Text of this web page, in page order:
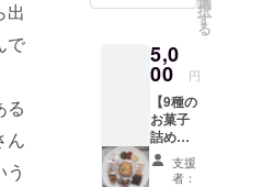
出
で
る
ん
ゆくゆ
やりた
いとい
う思い
をロゴ
に込め
てくれ
ていま
す。長
てゆっ
くりと
カフェ
を楽し
んでほ
しいと
いう気
持ちを
ほしい
という
思いで
作った
リター
ンで
す。 こ
ちらを
～2022
年8月31
日 【感
謝を込
めて
「お礼
のメー
ル」を
お送り
いたし
択
す
る
5,0
00 円
【9種の
お菓子
詰め合
わせ
セッ支援
者：